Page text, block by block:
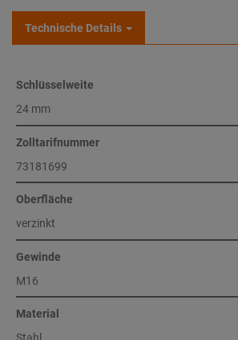
Technische Details
Schlüsselweite
24 mm
Zolltarifnummer
73181699
Oberfläche
verzinkt
Gewinde
M16
Material